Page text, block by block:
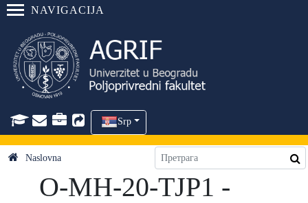
NAVIGACIJA
Srp
Naslovna
O-MH-20-TJP1 -